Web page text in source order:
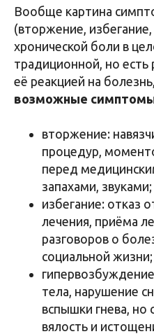
Вообще картина
(вторжение,
хронической боли в
традиционной, но есть
её реакцией на
возможные
вторжение:
процедур,
перед
запахами, звуками;
избегание: отказ
лечения, приёма
разговоров о
социальной жизни;
тела, нарушение
вспышки гнева, но
вялость и